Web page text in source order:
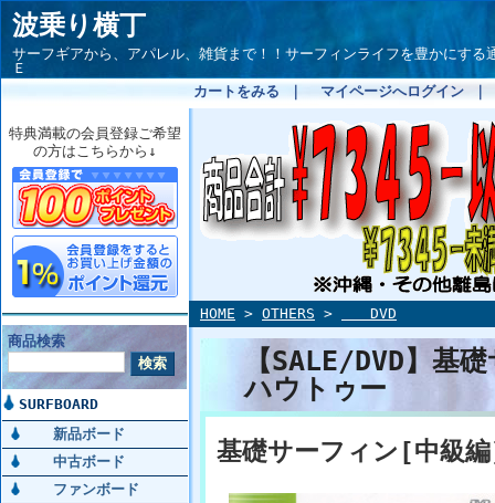
波乗り横丁
サーフギアから、アパレル、雑貨まで！！サーフィンライフを豊かに
Ｅ
カートをみる
マイページへログイン
特典満載の会員登録ご希望
の方はこちらから↓
商品検索
SURFBOARD
新品ボード
中古ボード
ファンボード
HOME > OTHERS > DVD
【SALE/DVD】基
ハウトゥー
基礎サーフィン[中級